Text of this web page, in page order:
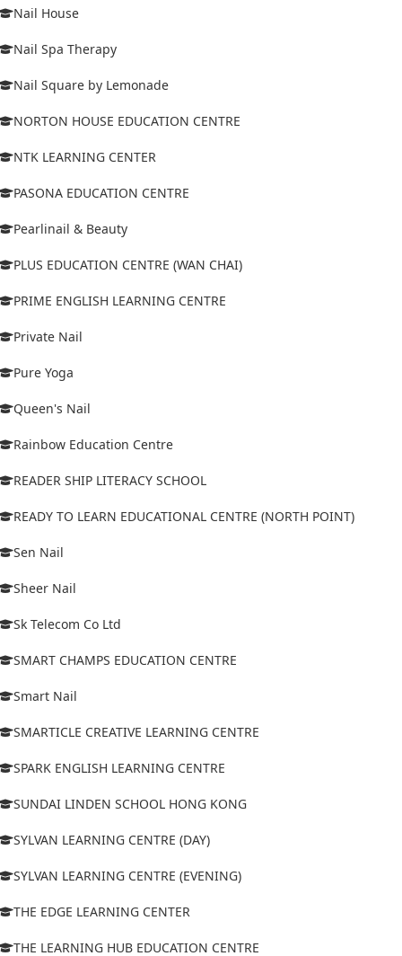
Nail House
Nail Spa Therapy
Nail Square by Lemonade
NORTON HOUSE EDUCATION CENTRE
NTK LEARNING CENTER
PASONA EDUCATION CENTRE
Pearlinail & Beauty
PLUS EDUCATION CENTRE (WAN CHAI)
PRIME ENGLISH LEARNING CENTRE
Private Nail
Pure Yoga
Queen's Nail
Rainbow Education Centre
READER SHIP LITERACY SCHOOL
READY TO LEARN EDUCATIONAL CENTRE (NORTH POINT)
Sen Nail
Sheer Nail
Sk Telecom Co Ltd
SMART CHAMPS EDUCATION CENTRE
Smart Nail
SMARTICLE CREATIVE LEARNING CENTRE
SPARK ENGLISH LEARNING CENTRE
SUNDAI LINDEN SCHOOL HONG KONG
SYLVAN LEARNING CENTRE (DAY)
SYLVAN LEARNING CENTRE (EVENING)
THE EDGE LEARNING CENTER
THE LEARNING HUB EDUCATION CENTRE